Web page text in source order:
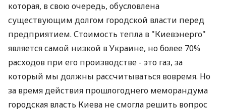
которая, в свою очередь, обусловлена
существующим долгом городской власти перед
предприятием. Стоимость тепла в "Киевэнерго"
является самой низкой в Украине, но более 70%
расходов при его производстве - это газ, за
который мы должны рассчитываться вовремя. Но
за время действия прошлогоднего меморандума
городская власть Киева не смогла решить вопрос